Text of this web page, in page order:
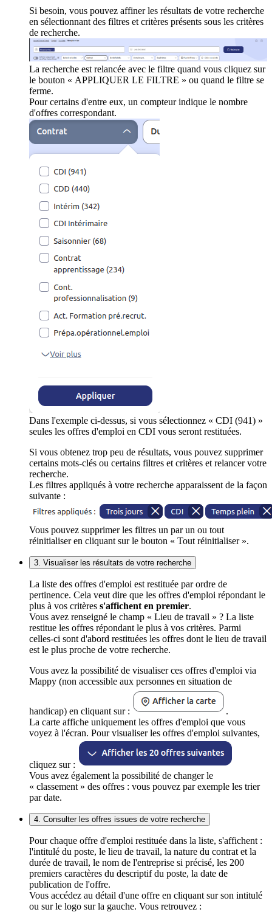
Si besoin, vous pouvez affiner les résultats de votre recherche
en sélectionnant des filtres et critères présents sous les critères
de recherche.
La recherche est relancée avec le filtre quand vous cliquez sur
le bouton « APPLIQUER LE FILTRE » ou quand le filtre se
ferme.
Pour certains d'entre eux, un compteur indique le nombre
d'offres correspondant.
Dans l'exemple ci-dessus, si vous sélectionnez « CDI (941) »
seules les offres d'emploi en CDI vous seront restituées.
Si vous obtenez trop peu de résultats, vous pouvez supprimer
certains mots-clés ou certains filtres et critères et relancer votre
recherche.
Les filtres appliqués à votre recherche apparaissent de la façon
suivante :
Vous pouvez supprimer les filtres un par un ou tout
réinitialiser en cliquant sur le bouton « Tout réinitialiser ».
3. Visualiser les résultats de votre recherche
La liste des offres d'emploi est restituée par ordre de
pertinence. Cela veut dire que les offres d'emploi répondant le
plus à vos critères s'affichent en premier.
Vous avez renseigné le champ « Lieu de travail » ? La liste
restitue les offres répondant le plus à vos critères. Parmi
celles-ci sont d'abord restituées les offres dont le lieu de travail
est le plus proche de votre recherche.
Vous avez la possibilité de visualiser ces offres d'emploi via
Mappy (non accessible aux personnes en situation de
handicap) en cliquant sur :
.
La carte affiche uniquement les offres d'emploi que vous
voyez à l'écran. Pour visualiser les offres d'emploi suivantes,
cliquez sur :
Vous avez également la possibilité de changer le
« classement » des offres : vous pouvez par exemple les trier
par date.
4. Consulter les offres issues de votre recherche
Pour chaque offre d'emploi restituée dans la liste, s'affichent :
l'intitulé du poste, le lieu de travail, la nature du contrat et la
durée de travail, le nom de l'entreprise si précisé, les 200
premiers caractères du descriptif du poste, la date de
publication de l'offre.
Vous accédez au détail d'une offre en cliquant sur son intitulé
ou sur le logo sur la gauche. Vous retrouvez :